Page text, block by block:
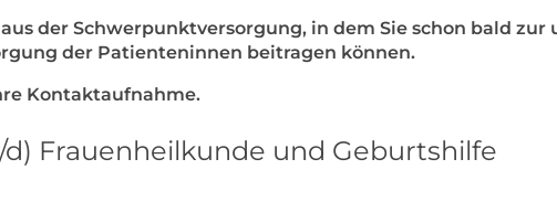
der Schwerpunktversorgung, in dem Sie schon bald zur
der Patienteninnen beitragen können.
Kontaktaufnahme.
d) Frauenheilkunde und Geburtshilfe